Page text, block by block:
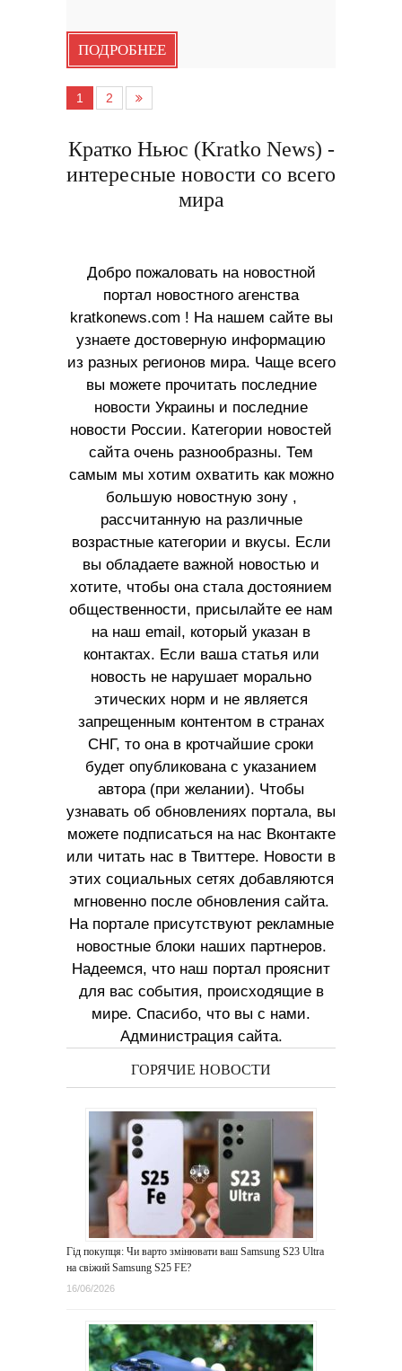
ПОДРОБНЕЕ
1 2
Кратко Ньюс (Kratko News) -
интересные новости со всего
мира
Добро пожаловать на новостной
портал новостного агенства
kratkonews.com ! На нашем сайте вы
узнаете достоверную информацию
из разных регионов мира. Чаще всего
вы можете прочитать последние
новости Украины и последние
новости России. Категории новостей
сайта очень разнообразны. Тем
самым мы хотим охватить как можно
большую новостную зону ,
рассчитанную на различные
возрастные категории и вкусы. Если
вы обладаете важной новостью и
хотите, чтобы она стала достоянием
общественности, присылайте ее нам
на наш email, который указан в
контактах. Если ваша статья или
новость не нарушает морально
этических норм и не является
запрещенным контентом в странах
СНГ, то она в кротчайшие сроки
будет опубликована с указанием
автора (при желании). Чтобы
узнавать об обновлениях портала, вы
можете подписаться на нас Вконтакте
или читать нас в Твиттере. Новости в
этих социальных сетях добавляются
мгновенно после обновления сайта.
На портале присутствуют рекламные
новостные блоки наших партнеров.
Надеемся, что наш портал прояснит
для вас события, происходящие в
мире. Спасибо, что вы с нами.
Администрация сайта.
ГОРЯЧИЕ НОВОСТИ
Гід покупця: Чи варто змінювати ваш Samsung S23 Ultra
на свіжий Samsung S25 FE?
16/06/2026